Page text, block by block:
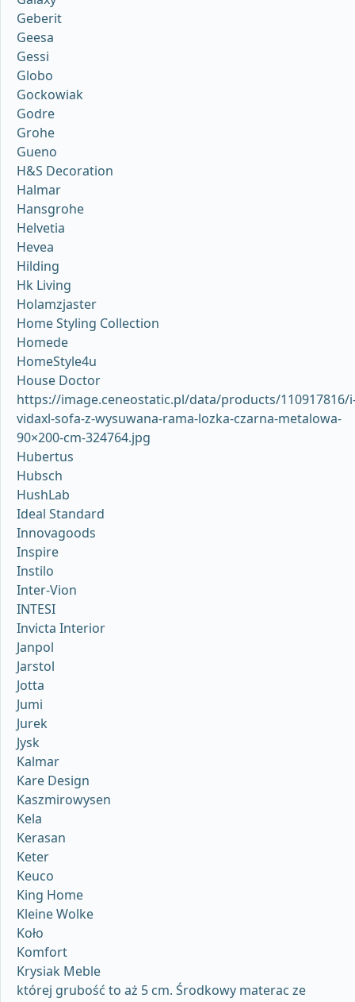
Geberit
Geesa
Gessi
Globo
Gockowiak
Godre
Grohe
Gueno
H&S Decoration
Halmar
Hansgrohe
Helvetia
Hevea
Hilding
Hk Living
Holamzjaster
Home Styling Collection
Homede
HomeStyle4u
House Doctor
https://image.ceneostatic.pl/data/products/110917816/
vidaxl-sofa-z-wysuwana-rama-lozka-czarna-metalowa-
90×200-cm-324764.jpg
Hubertus
Hubsch
HushLab
Ideal Standard
Innovagoods
Inspire
Instilo
Inter-Vion
INTESI
Invicta Interior
Janpol
Jarstol
Jotta
Jumi
Jurek
Jysk
Kalmar
Kare Design
Kaszmirowysen
Kela
Kerasan
Keter
Keuco
King Home
Kleine Wolke
Koło
Komfort
Krysiak Meble
której grubość to aż 5 cm. Środkowy materac ze